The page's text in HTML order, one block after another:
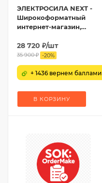
ЭЛЕКТРОСИЛА NEXT -
Широкоформатный
интернет-магазин,
Агрегатор товаров
28 720 ₽/шт
35 900₽ -20%
+ 1436 вернем баллами
В КОРЗИНУ